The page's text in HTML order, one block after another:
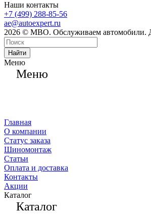
Наши контакты
+7 (499) 288-85-56
ae@autoexpert.ru
2026 © МВО. Обслуживаем автомобили.
Найти
Меню
Меню
Главная
О компании
Статус заказа
Шиномонтаж
Статьи
Оплата и доставка
Контакты
Акции
Каталог
Каталог